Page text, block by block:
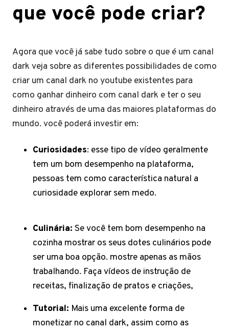
que você pode criar?
Agora que você já sabe tudo sobre o que é um canal
dark veja sobre as diferentes possibilidades de como
criar um canal dark no youtube existentes para
como ganhar dinheiro com canal dark e ter o seu
dinheiro através de uma das maiores plataformas do
mundo. você poderá investir em:
Curiosidades: esse tipo de vídeo geralmente
tem um bom desempenho na plataforma,
pessoas tem como característica natural a
curiosidade explorar sem medo.
Culinária: Se você tem bom desempenho na
cozinha mostrar os seus dotes culinários pode
ser uma boa opção. mostre apenas as mãos
trabalhando. Faça vídeos de instrução de
receitas, finalização de pratos e criações,
Tutorial: Mais uma excelente forma de
monetizar no canal dark, assim como as